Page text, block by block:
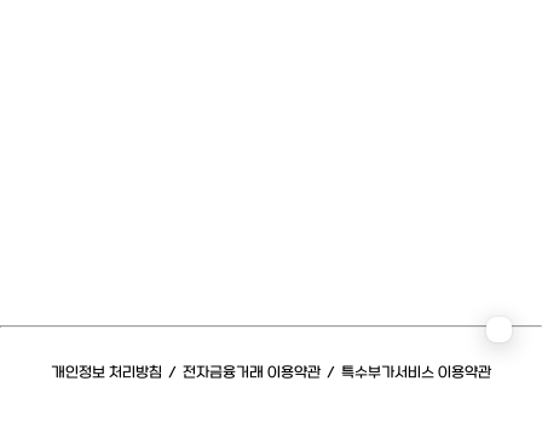
개인정보 처리방침 / 전자금융거래 이용약관 / 특수부가서비스 이용약관